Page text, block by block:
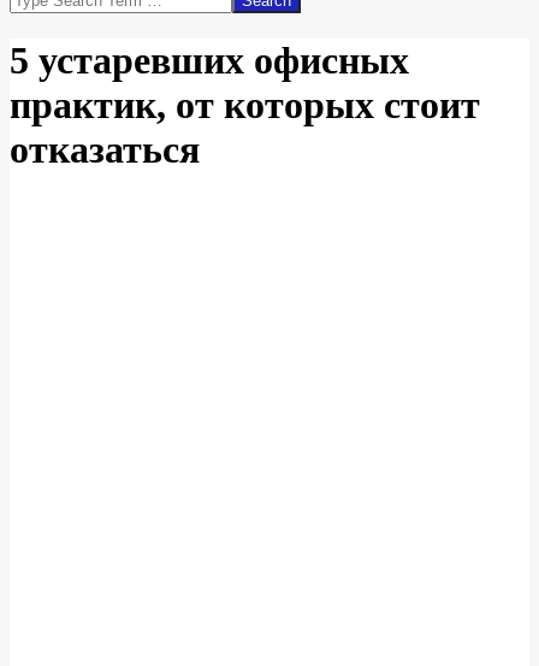
5 устаревших офисных
практик, от которых стоит
отказаться